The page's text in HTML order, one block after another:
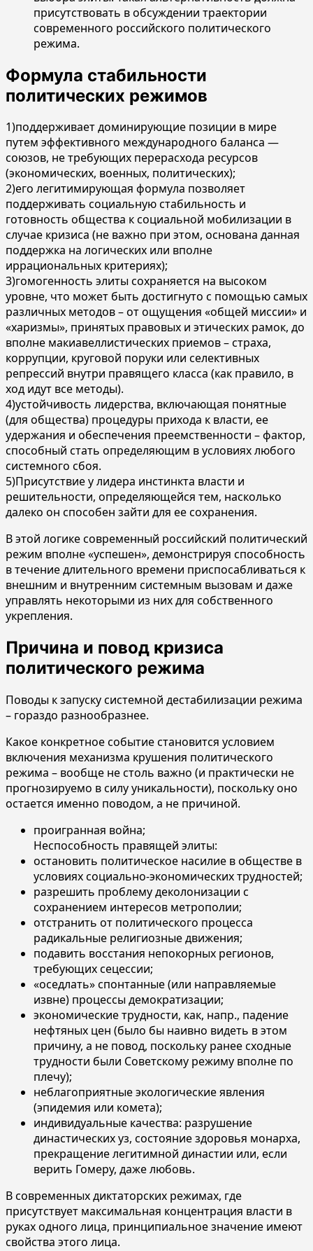
присутствовать в обсуждении траектории
современного российского политического
режима.
Формула стабильности
политических режимов
1)поддерживает доминирующие позиции в мире
путем эффективного международного баланса —
союзов, не требующих перерасхода ресурсов
(экономических, военных, политических);
2)его легитимирующая формула позволяет
поддерживать социальную стабильность и
готовность общества к социальной мобилизации в
случае кризиса (не важно при этом, основана данная
поддержка на логических или вполне
иррациональных критериях);
3)гомогенность элиты сохраняется на высоком
уровне, что может быть достигнуто с помощью самых
различных методов – от ощущения «общей миссии» и
«харизмы», принятых правовых и этических рамок, до
вполне макиавеллистических приемов – страха,
коррупции, круговой поруки или селективных
репрессий внутри правящего класса (как правило, в
ход идут все методы).
4)устойчивость лидерства, включающая понятные
(для общества) процедуры прихода к власти, ее
удержания и обеспечения преемственности – фактор,
способный стать определяющим в условиях любого
системного сбоя.
5)Присутствие у лидера инстинкта власти и
решительности, определяющейся тем, насколько
далеко он способен зайти для ее сохранения.
В этой логике современный российский политический
режим вполне «успешен», демонстрируя способность
в течение длительного времени приспосабливаться к
внешним и внутренним системным вызовам и даже
управлять некоторыми из них для собственного
укрепления.
Причина и повод кризиса
политического режима
Поводы к запуску системной дестабилизации режима
– гораздо разнообразнее.
Какое конкретное событие становится условием
включения механизма крушения политического
режима – вообще не столь важно (и практически не
прогнозируемо в силу уникальности), поскольку оно
остается именно поводом, а не причиной.
проигранная война;
Неспособность правящей элиты:
остановить политическое насилие в обществе в
условиях социально-экономических трудностей;
разрешить проблему деколонизации с
сохранением интересов метрополии;
отстранить от политического процесса
радикальные религиозные движения;
подавить восстания непокорных регионов,
требующих сецессии;
«оседлать» спонтанные (или направляемые
извне) процессы демократизации;
экономические трудности, как, напр., падение
нефтяных цен (было бы наивно видеть в этом
причину, а не повод, поскольку ранее сходные
трудности были Советскому режиму вполне по
плечу);
неблагоприятные экологические явления
(эпидемия или комета);
индивидуальные качества: разрушение
династических уз, состояние здоровья монарха,
прекращение легитимной династии или, если
верить Гомеру, даже любовь.
В современных диктаторских режимах, где
присутствует максимальная концентрация власти в
руках одного лица, принципиальное значение имеют
свойства этого лица.